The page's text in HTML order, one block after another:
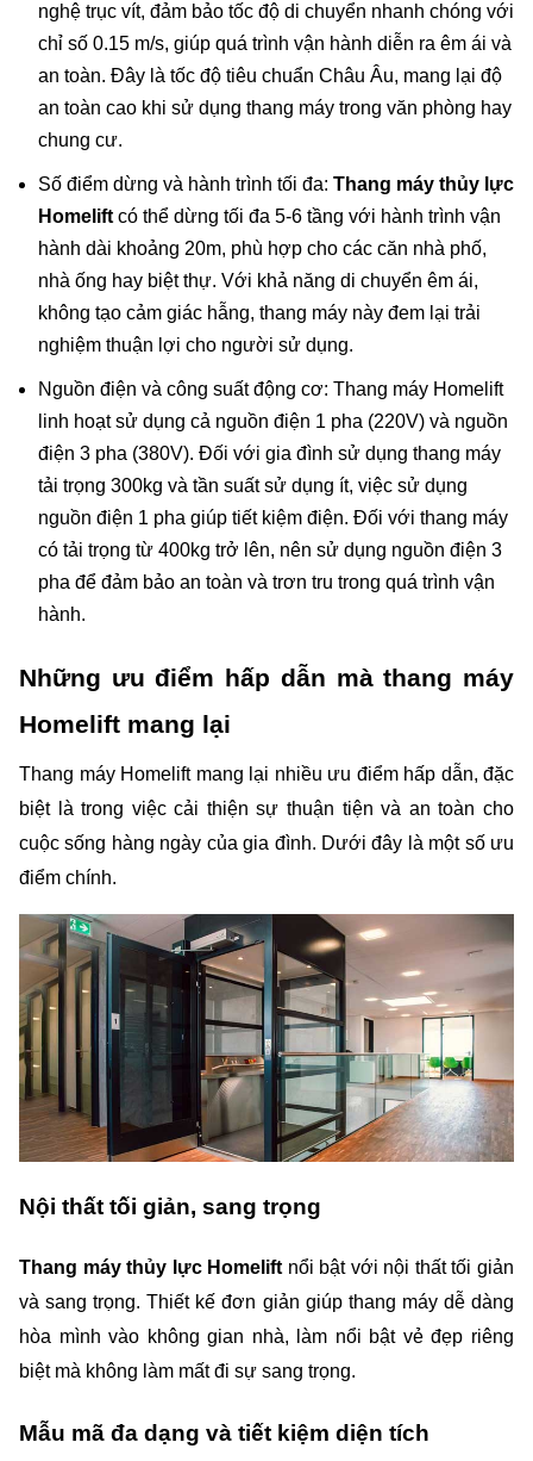
nghệ trục vít, đảm bảo tốc độ di chuyển nhanh chóng với
chỉ số 0.15 m/s, giúp quá trình vận hành diễn ra êm ái và
an toàn. Đây là tốc độ tiêu chuẩn Châu Âu, mang lại độ
an toàn cao khi sử dụng thang máy trong văn phòng hay
chung cư.
Số điểm dừng và hành trình tối đa: Thang máy thủy lực
Homelift có thể dừng tối đa 5-6 tầng với hành trình vận
hành dài khoảng 20m, phù hợp cho các căn nhà phố,
nhà ống hay biệt thự. Với khả năng di chuyển êm ái,
không tạo cảm giác hẫng, thang máy này đem lại trải
nghiệm thuận lợi cho người sử dụng.
Nguồn điện và công suất động cơ: Thang máy Homelift
linh hoạt sử dụng cả nguồn điện 1 pha (220V) và nguồn
điện 3 pha (380V). Đối với gia đình sử dụng thang máy
tải trọng 300kg và tần suất sử dụng ít, việc sử dụng
nguồn điện 1 pha giúp tiết kiệm điện. Đối với thang máy
có tải trọng từ 400kg trở lên, nên sử dụng nguồn điện 3
pha để đảm bảo an toàn và trơn tru trong quá trình vận
hành.
Những ưu điểm hấp dẫn mà thang máy
Homelift mang lại
Thang máy Homelift mang lại nhiều ưu điểm hấp dẫn, đặc
biệt là trong việc cải thiện sự thuận tiện và an toàn cho
cuộc sống hàng ngày của gia đình. Dưới đây là một số ưu
điểm chính.
Nội thất tối giản, sang trọng
Thang máy thủy lực Homelift nổi bật với nội thất tối giản
và sang trọng. Thiết kế đơn giản giúp thang máy dễ dàng
hòa mình vào không gian nhà, làm nổi bật vẻ đẹp riêng
biệt mà không làm mất đi sự sang trọng.
Mẫu mã đa dạng và tiết kiệm diện tích